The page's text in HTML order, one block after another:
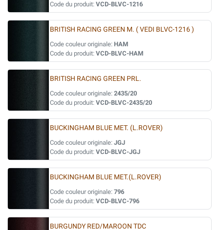
Code du produit: VCD-BLVC-1216
BRITISH RACING GREEN M. ( VEDI BLVC-1216 )
Code couleur originale: HAM
Code du produit: VCD-BLVC-HAM
BRITISH RACING GREEN PRL.
Code couleur originale: 2435/20
Code du produit: VCD-BLVC-2435/20
BUCKINGHAM BLUE MET. (L.ROVER)
Code couleur originale: JGJ
Code du produit: VCD-BLVC-JGJ
BUCKINGHAM BLUE MET.(L.ROVER)
Code couleur originale: 796
Code du produit: VCD-BLVC-796
BURGUNDY RED/MAROON TDC